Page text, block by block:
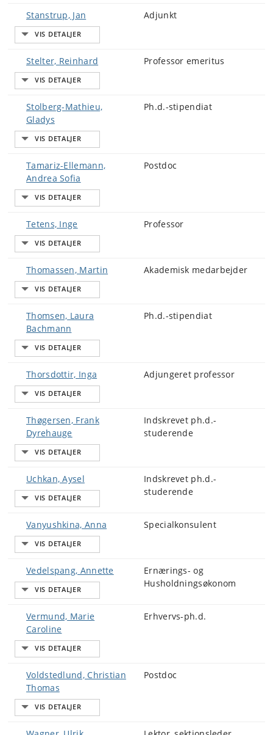
Stanstrup, Jan Adjunkt
Stelter, Reinhard Professor emeritus
Stolberg-Mathieu,
Gladys
Ph.d.-stipendiat
Tamariz-Ellemann,
Andrea Sofia
Postdoc
Tetens, Inge Professor
Thomassen, Martin Akademisk medarbejder
Thomsen, Laura
Bachmann
Ph.d.-stipendiat
Thorsdottir, Inga Adjungeret professor
Thøgersen, Frank
Dyrehauge
Indskrevet ph.d.-
studerende
Uchkan, Aysel
Indskrevet ph.d.-
studerende
Vanyushkina, Anna Specialkonsulent
Vedelspang, Annette
Ernærings- og
Husholdningsøkonom
Vermund, Marie
Caroline
Erhvervs-ph.d.
Voldstedlund, Christian
Thomas
Postdoc